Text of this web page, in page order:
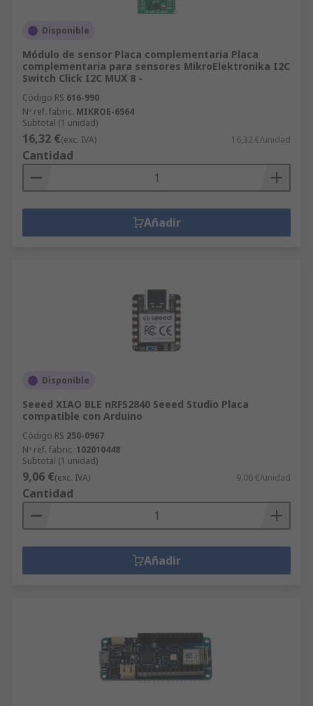
Disponible
Módulo de sensor Placa complementaria Placa
complementaria para sensores MikroElektronika I2C
Switch Click I2C MUX 8 -
Código RS 616-990
Nº ref. fabric. MIKROE-6564
Subtotal (1 unidad)
16,32 €(exc. IVA) 16,32 €/unidad
Cantidad
Añadir
Disponible
Seeed XIAO BLE nRF52840 Seeed Studio Placa
compatible con Arduino
Código RS 250-0967
Nº ref. fabric. 102010448
Subtotal (1 unidad)
9,06 €(exc. IVA) 9,06 €/unidad
Cantidad
Añadir